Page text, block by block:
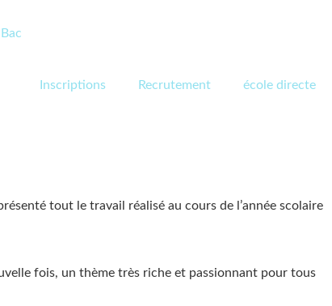
Inscriptions Recrutement école directe
tout le travail réalisé au cours de l’année scolaire
fois, un thème très riche et passionnant pour tous